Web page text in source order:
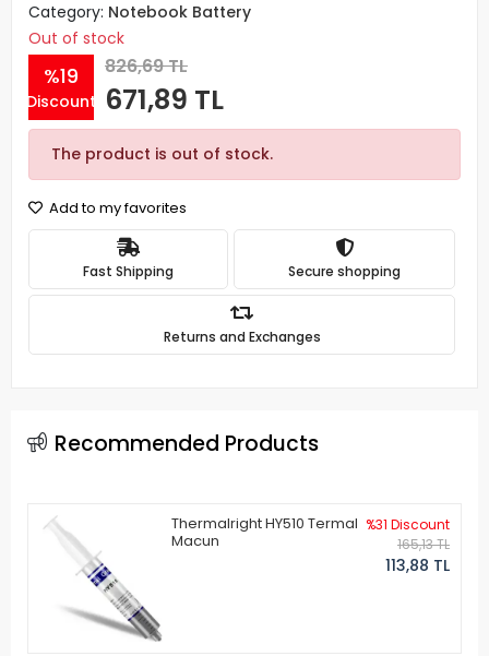
Category: Notebook Battery
Out of stock
%19
Discount
826,69 TL
671,89 TL
The product is out of stock.
Add to my favorites
Fast Shipping Secure shopping
Returns and Exchanges
Recommended Products
Thermalright HY510 Termal
Macun
%31 Discount
165,13 TL
113,88 TL